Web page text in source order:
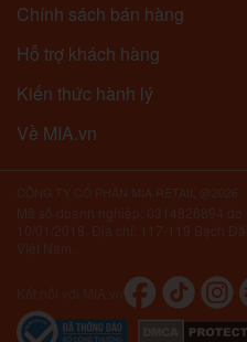
Chính sách bán hàng
Hỗ trợ khách hàng
Kiến thức hành lý
Về MIA.vn
Mã số doanh nghiệp: 0314826894
10/01/2018. Địa chỉ: 117-119 Bạch